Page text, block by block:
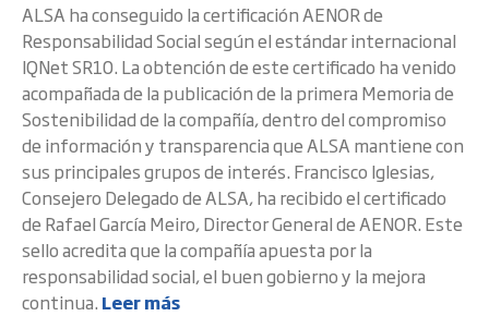
ALSA ha conseguido la certificación AENOR de
Responsabilidad Social según el estándar internacional
IQNet SR10. La obtención de este certificado ha venido
acompañada de la publicación de la primera Memoria de
Sostenibilidad de la compañía, dentro del compromiso
de información y transparencia que ALSA mantiene con
sus principales grupos de interés. Francisco Iglesias,
Consejero Delegado de ALSA, ha recibido el certificado
de Rafael García Meiro, Director General de AENOR. Este
sello acredita que la compañía apuesta por la
responsabilidad social, el buen gobierno y la mejora
continua. Leer más